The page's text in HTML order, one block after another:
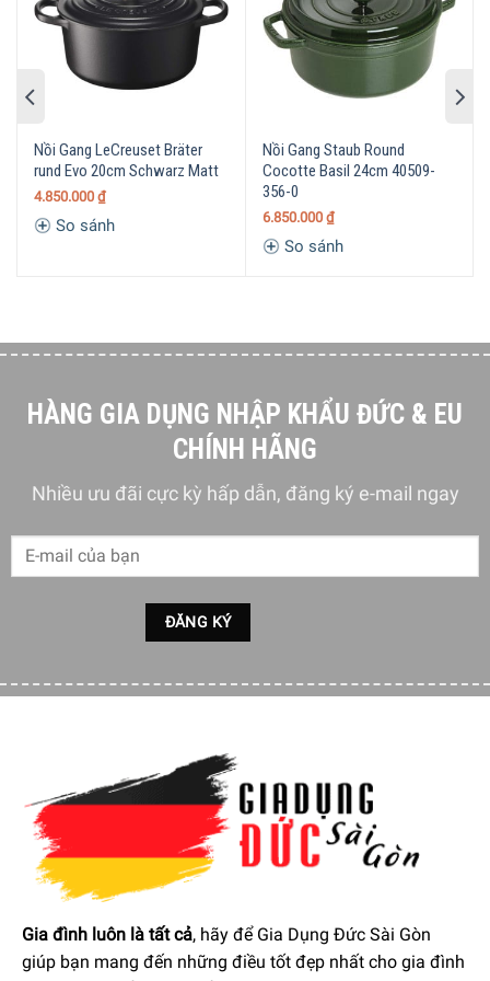
nguồn nhiệt thích hợp với đường kính đáy nồi.Không bao
giờ đặt nồi sau khi đun nóng dưới vòi nước đang chảy. Hãy
Nồi Gang LeCreuset Bräter
rund Evo 20cm Schwarz Matt
4.850.000 ₫
So sánh
Nồi Gang Staub Round
Cocotte Basil 24cm 40509-
356-0
6.850.000 ₫
So sánh
HÀNG GIA DỤNG NHẬP KHẨU ĐỨC & EU
CHÍNH HÃNG
Nhiều ưu đãi cực kỳ hấp dẫn, đăng ký e-mail ngay
Gia đình luôn là tất cả, hãy để Gia Dụng Đức Sài Gòn
giúp bạn mang đến những điều tốt đẹp nhất cho gia đình